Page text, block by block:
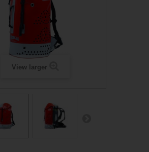
View larger